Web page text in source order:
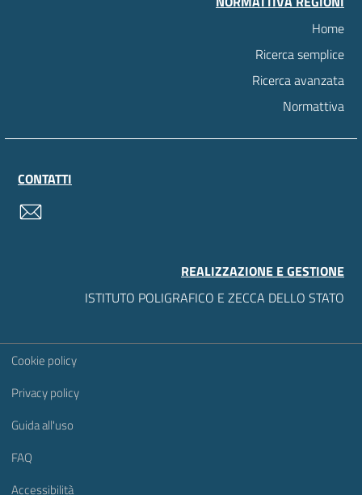
Home
Ricerca semplice
Ricerca avanzata
Normattiva
CONTATTI
REALIZZAZIONE E GESTIONE
ISTITUTO POLIGRAFICO E ZECCA DELLO STATO
Sezione Link Utili
Cookie policy
Privacy policy
Guida all'uso
FAQ
Accessibilità